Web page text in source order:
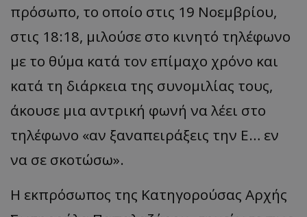
πρόσωπο, το οποίο στις 19 Νοεμβρίου,
στις 18:18, μιλούσε στο κινητό τηλέφωνο
με το θύμα κατά τον επίμαχο χρόνο και
κατά τη διάρκεια της συνομιλίας τους,
άκουσε μια αντρική φωνή να λέει στο
τηλέφωνο «αν ξαναπειράξεις την Ε… εν
να σε σκοτώσω».
Η εκπρόσωπος της Κατηγορούσας Αρχής